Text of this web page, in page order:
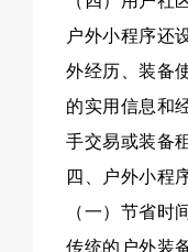
户外小程序还
外经历、装备
的实用信息和
手交易或装备
四、户外小程
（一）节省时
传统的户外装